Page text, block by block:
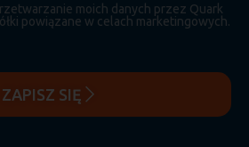
moich danych przez Quark
powiązane w celach marketingowych.
ZAPISZ SIĘ